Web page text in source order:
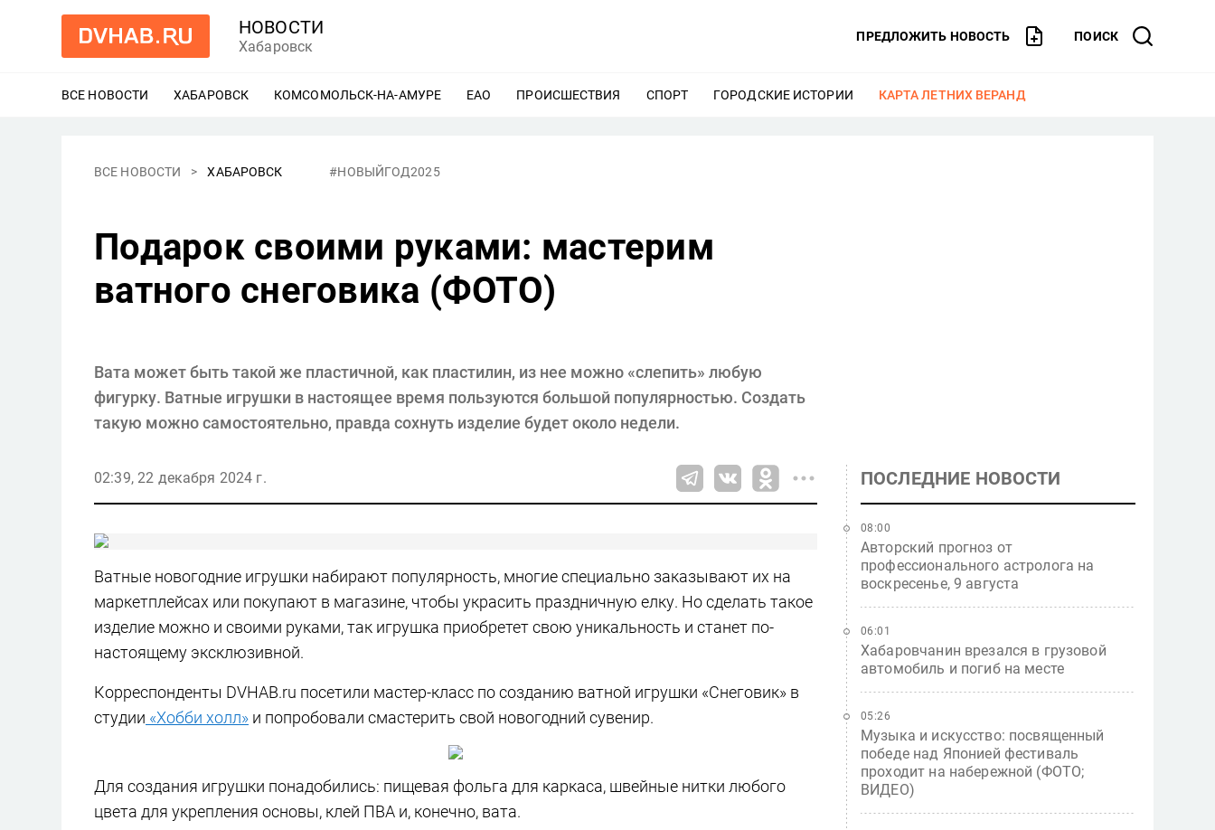
НОВОСТИ
Хабаровск
ПРЕДЛОЖИТЬ НОВОСТЬ ПОИСК
ВСЕ НОВОСТИ ХАБАРОВСК ЕЩЕ
КОМСОМОЛЬСК-НА-АМУРЕ ЕЩЕ
ЕАО ЕЩЕ
ПРОИСШЕСТВИЯ ЕЩЕ
СПОРТ ЕЩЕ
ГОРОДСКИЕ ИСТОРИИ ЕЩЕ
КАРТА ЛЕТНИХ ВЕРАНД
ВСЕ НОВОСТИ ХАБАРОВСК #НОВЫЙГОД2025
Подарок своими руками: мастерим
ватного снеговика (ФОТО)
Вата может быть такой же пластичной, как пластилин, из нее можно «слепить» любую
фигурку. Ватные игрушки в настоящее время пользуются большой популярностью. Создать
такую можно самостоятельно, правда сохнуть изделие будет около недели.
02:39, 22 декабря 2024 г.
Ватные новогодние игрушки набирают популярность, многие специально заказывают их на
маркетплейсах или покупают в магазине, чтобы украсить праздничную елку. Но сделать такое
изделие можно и своими руками, так игрушка приобретет свою уникальность и станет по-
настоящему эксклюзивной.
Корреспонденты DVHAB.ru посетили мастер-класс по созданию ватной игрушки «Снеговик» в
студии «Хобби холл» и попробовали смастерить свой новогодний сувенир.
Для создания игрушки понадобились: пищевая фольга для каркаса, швейные нитки любого
цвета для укрепления основы, клей ПВА и, конечно, вата.
ПОСЛЕДНИЕ НОВОСТИ
Авторский прогноз от
профессионального астролога на
воскресенье, 9 августа
08:00
Хабаровчанин врезался в грузовой
автомобиль и погиб на месте
06:01
Музыка и искусство: посвященный
победе над Японией фестиваль
проходит на набережной (ФОТО;
ВИДЕО)
05:26